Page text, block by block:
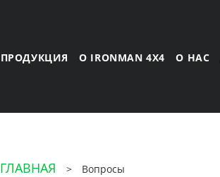
ПРОДУКЦИЯ О IRONMAN 4X4 О НАС
ГЛАВНАЯ > Вопросы